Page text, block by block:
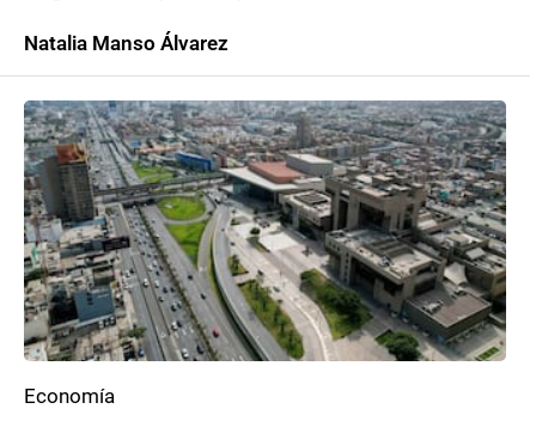
Natalia Manso Álvarez
Economía